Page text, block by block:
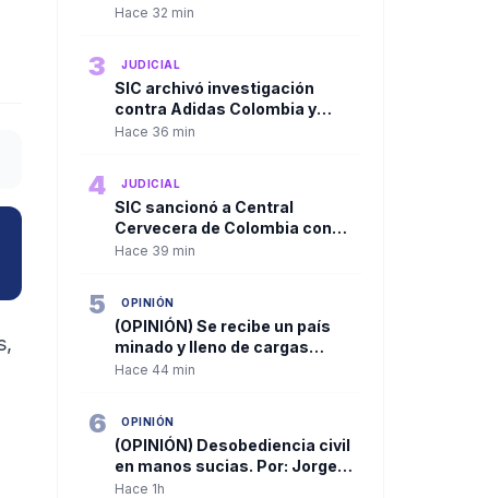
de captura contra alias
Hace 32 min
3 JUDICIAL
SIC archivó investigación
contra Adidas Colombia y
Fashion Fitness por compra de
Hace 36 min
4 JUDICIAL
SIC sancionó a Central
Cervecera de Colombia con
multa superior a $702 millones
consumidores
Hace 39 min
5 OPINIÓN
(OPINIÓN) Se recibe un país
minado y lleno de cargas
implosivas. Por: Luis Guillermo
Hace 44 min
6 OPINIÓN
(OPINIÓN) Desobediencia civil
en manos sucias. Por: Jorge
Enrique Vélez
Hace 1h